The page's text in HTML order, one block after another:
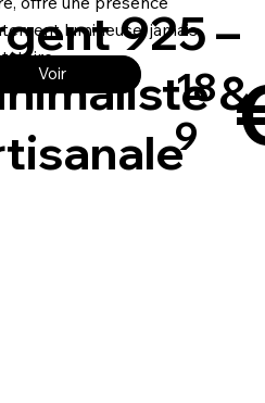
925 –
&
lumineuse, jamais
Voir
18
9